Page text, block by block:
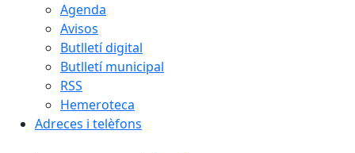
Agenda
Avisos
Butlletí digital
Butlletí municipal
RSS
Hemeroteca
Adreces i telèfons